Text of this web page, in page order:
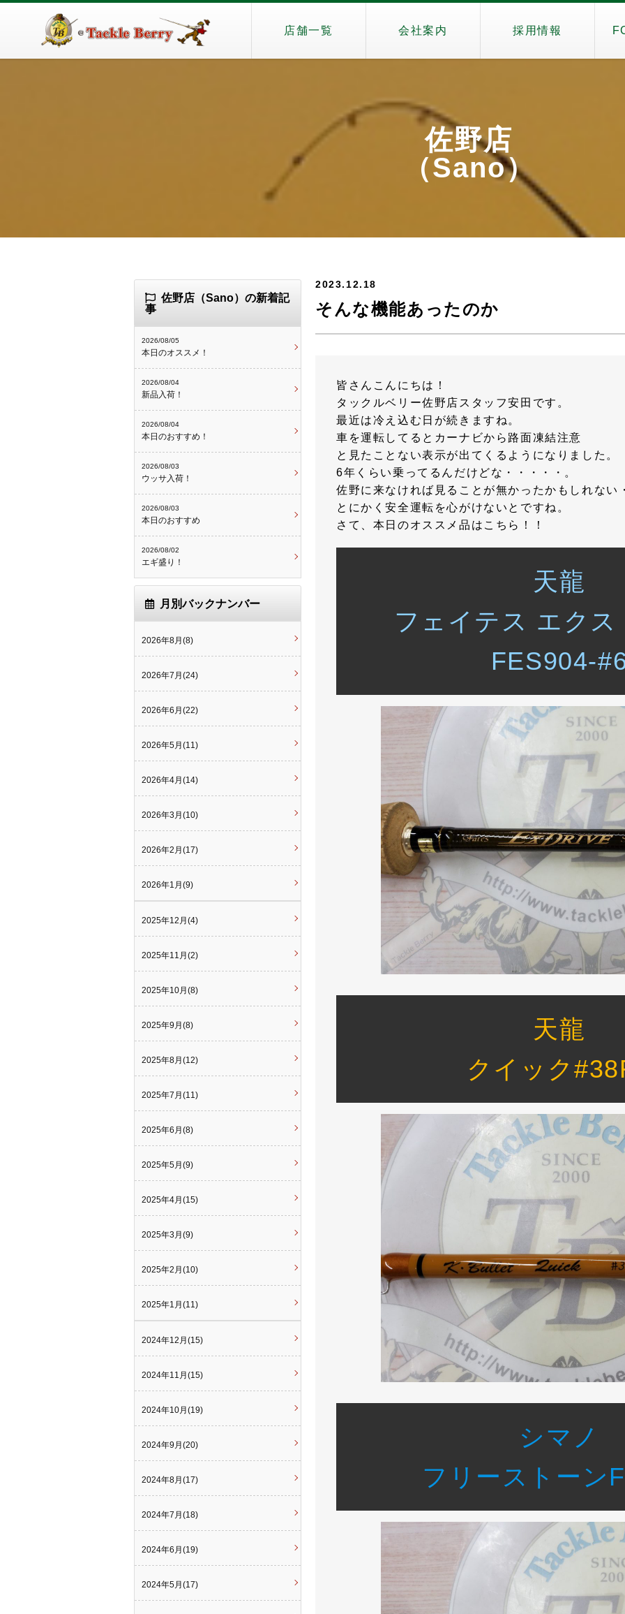
店舗一覧 会社案内 採用情報
佐野店
（Sano）
2023.12.18
そんな機能あったのか
皆さんこんにちは！
タックルベリー佐野店スタッフ安田です。
最近は冷え込む日が続きますね。
車を運転してるとカーナビから路面凍結注意
と見たことない表示が出てくるようになりました。
6年くらい乗ってるんだけどな・・・・・。
佐野に来なければ見ることが無かったかもしれない
とにかく安全運転を心がけないとですね。
さて、本日のオススメ品はこちら！！
天龍
フェイテス エク
FES904-
天龍
クイック
シマノ
フリーストーン
佐野店（Sano）の新着記
事
2026/08/05
本日のオススメ！
2026/08/04
新品入荷！
2026/08/04
本日のおすすめ！
2026/08/03
ウッサ入荷！
2026/08/03
本日のおすすめ
2026/08/02
エギ盛り！
月別バックナンバー
2026年8月(8)
2026年7月(24)
2026年6月(22)
2026年5月(11)
2026年4月(14)
2026年3月(10)
2026年2月(17)
2026年1月(9)
2025年12月(4)
2025年11月(2)
2025年10月(8)
2025年9月(8)
2025年8月(12)
2025年7月(11)
2025年6月(8)
2025年5月(9)
2025年4月(15)
2025年3月(9)
2025年2月(10)
2025年1月(11)
2024年12月(15)
2024年11月(15)
2024年10月(19)
2024年9月(20)
2024年8月(17)
2024年7月(18)
2024年6月(19)
2024年5月(17)